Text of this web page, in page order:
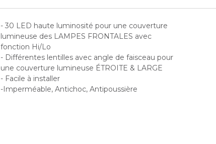
- 30 LED haute luminosité pour une couverture
lumineuse des LAMPES FRONTALES avec
fonction Hi/Lo
- Différentes lentilles avec angle de faisceau pour
une couverture lumineuse ÉTROITE & LARGE
- Facile à installer
-Imperméable, Antichoc, Antipoussière